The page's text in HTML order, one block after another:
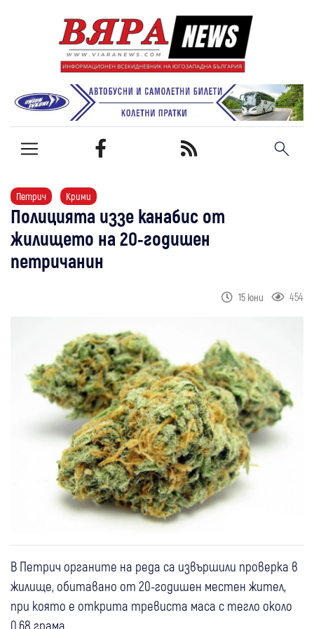
Петрич Крими
Полицията иззе канабис от
жилището на 20-годишен
петричанин
15 юни 454
В Петрич органите на реда са извършили проверка в
жилище, обитавано от 20-годишен местен жител,
при която е открита тревиста маса с тегло около
0,68 грама.